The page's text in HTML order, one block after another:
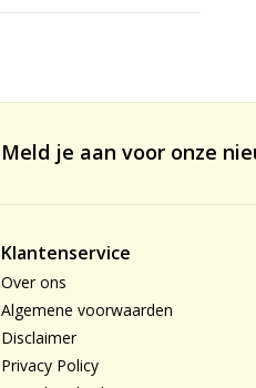
Meld je aan voor onze
Klantenservice
Over ons
Algemene voorwaarden
Disclaimer
Privacy Policy